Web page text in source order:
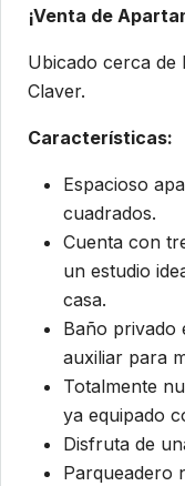
¡Venta de
Ubicado cerca de
Claver.
Características:
Espacioso
cuadrados.
Cuenta con
un estudio
casa.
Baño privado
auxiliar para
Totalmente
ya equipado
Disfruta de
Parqueadero